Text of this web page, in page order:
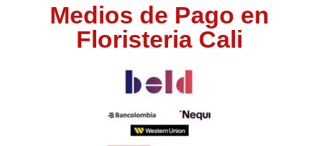
Medios de Pago en
Floristeria Cali